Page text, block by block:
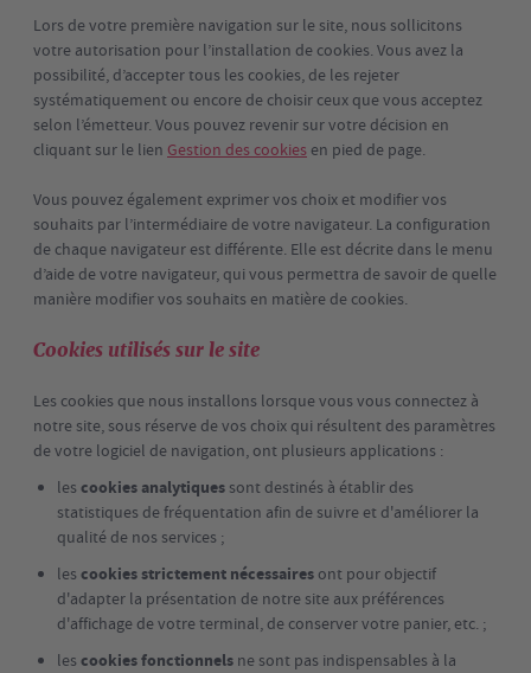
Lors de votre première navigation sur le site, nous sollicitons
votre autorisation pour l’installation de cookies. Vous avez la
possibilité, d’accepter tous les cookies, de les rejeter
systématiquement ou encore de choisir ceux que vous acceptez
selon l’émetteur. Vous pouvez revenir sur votre décision en
cliquant sur le lien Gestion des cookies en pied de page.
Vous pouvez également exprimer vos choix et modifier vos
souhaits par l’intermédiaire de votre navigateur. La configuration
de chaque navigateur est différente. Elle est décrite dans le menu
d’aide de votre navigateur, qui vous permettra de savoir de quelle
manière modifier vos souhaits en matière de cookies.
Cookies utilisés sur le site
Les cookies que nous installons lorsque vous vous connectez à
notre site, sous réserve de vos choix qui résultent des paramètres
de votre logiciel de navigation, ont plusieurs applications :
les cookies analytiques sont destinés à établir des
statistiques de fréquentation afin de suivre et d'améliorer la
qualité de nos services ;
les cookies strictement nécessaires ont pour objectif
d'adapter la présentation de notre site aux préférences
d'affichage de votre terminal, de conserver votre panier, etc. ;
les cookies fonctionnels ne sont pas indispensables à la